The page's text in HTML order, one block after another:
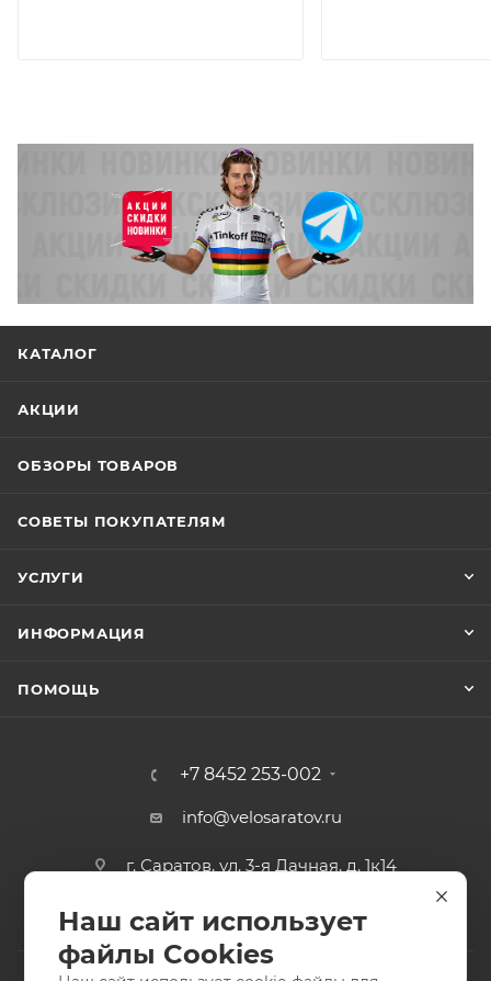
КАТАЛОГ
АКЦИИ
ОБЗОРЫ ТОВАРОВ
СОВЕТЫ ПОКУПАТЕЛЯМ
УСЛУГИ
ИНФОРМАЦИЯ
ПОМОЩЬ
+7 8452 253-002
info@velosaratov.ru
г. Саратов, ул. 3-я Дачная, д. 1к14
Наш сайт использует
файлы Cookies